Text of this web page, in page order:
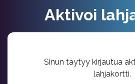
Aktivoi
Sinun täytyy kirjautua
lahjakortti.